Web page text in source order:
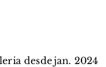
desdejan. 2024